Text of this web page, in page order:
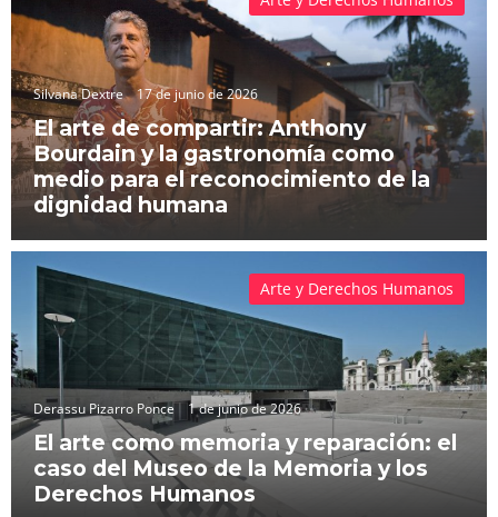
Silvana Dextre 17 de junio de 2026
El arte de compartir: Anthony
Bourdain y la gastronomía como
medio para el reconocimiento de la
dignidad humana
Derassu Pizarro Ponce 1 de junio de 2026
El arte como memoria y reparación: el
caso del Museo de la Memoria y los
Derechos Humanos
Arte y Derechos Humanos